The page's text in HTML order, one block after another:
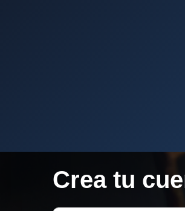
Crea tu